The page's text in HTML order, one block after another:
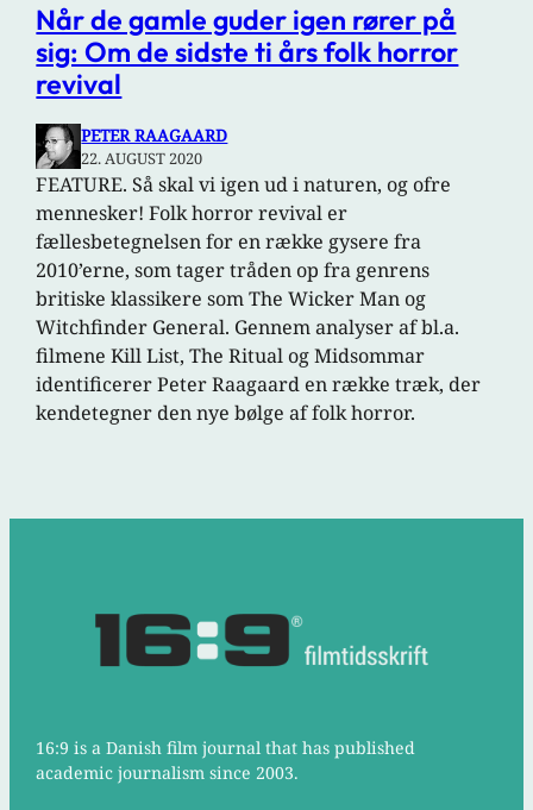
Når de gamle guder igen rører på
sig: Om de sidste ti års folk horror
revival
PETER RAAGAARD
22. AUGUST 2020
FEATURE. Så skal vi igen ud i naturen, og ofre
mennesker! Folk horror revival er
fællesbetegnelsen for en række gysere fra
2010’erne, som tager tråden op fra genrens
britiske klassikere som The Wicker Man og
Witchfinder General. Gennem analyser af bl.a.
filmene Kill List, The Ritual og Midsommar
identificerer Peter Raagaard en række træk, der
kendetegner den nye bølge af folk horror.
16:9 is a Danish film journal that has published
academic journalism since 2003.